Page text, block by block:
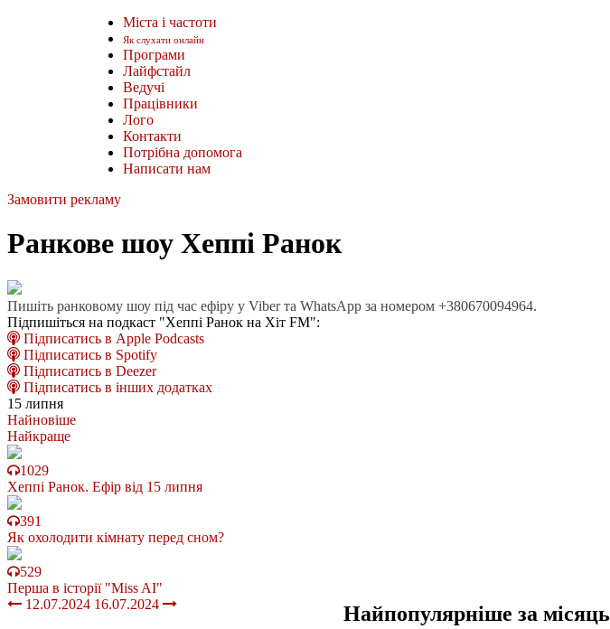
Міста і частоти
Як слухати онлайн
Програми
Лайфстайл
Ведучі
Працівники
Лого
Контакти
Потрібна допомога
Написати нам
Замовити рекламу
Ранкове шоу Хеппі Ранок
Пишіть ранковому шоу під час ефіру у Viber та WhatsApp за номером +380670094964.
Підпишіться на подкаст "Хеппі Ранок на Хіт FM":
Підписатись в Apple Podcasts
Підписатись в Spotify
Підписатись в Deezer
Підписатись в інших додатках
15 липня
Найновіше
Найкраще
1029
Хеппі Ранок. Ефір від 15 липня
391
Як охолодити кімнату перед сном?
529
Перша в історії "Miss AI"
12.07.2024 16.07.2024 Найпопулярніше за місяць